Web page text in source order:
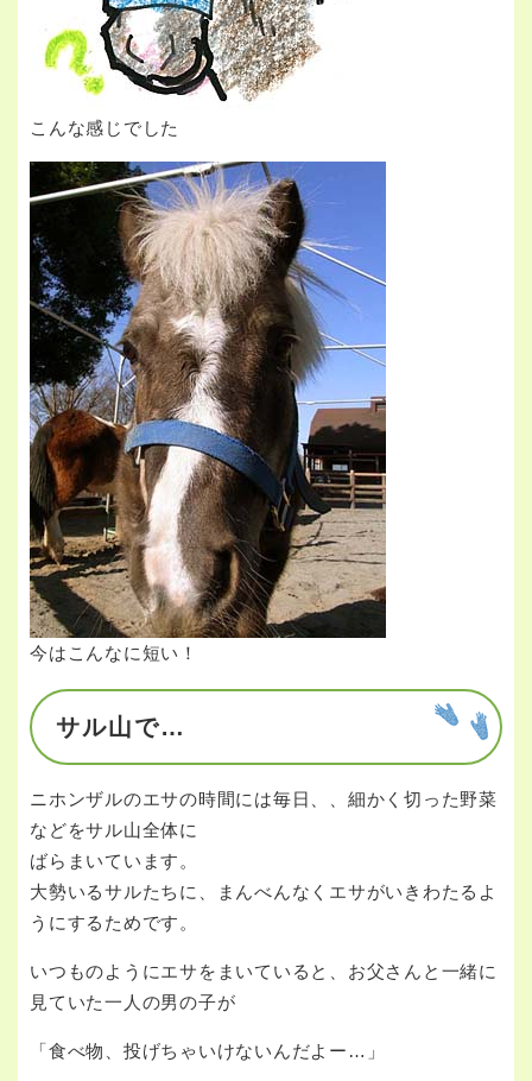
こんな感じでした
今はこんなに短い！
サル山で…
ニホンザルのエサの時間には毎日、、細かく切った野菜
などをサル山全体に
ばらまいています。
大勢いるサルたちに、まんべんなくエサがいきわたるよ
うにするためです。
いつものようにエサをまいていると、お父さんと一緒に
見ていた一人の男の子が
「食べ物、投げちゃいけないんだよー…」